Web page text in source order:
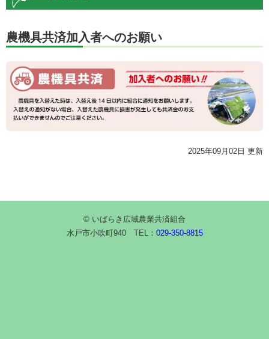
農機具共済加入者へのお願い
2025年09月02日 更新
© いばらき広域農業共済組合
水戸市小吹町940 TEL： 029-350-8815